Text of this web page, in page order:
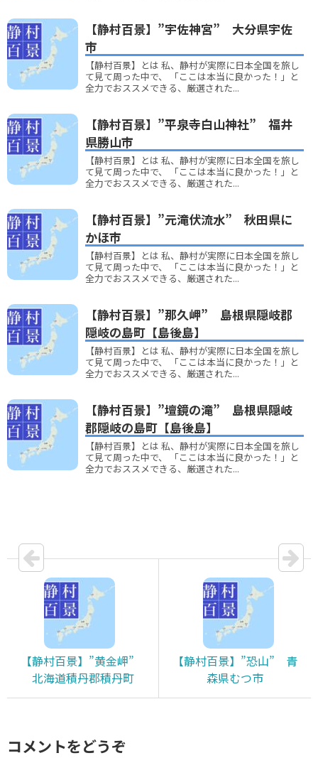
【静村百景】”宇佐神宮” 大分県宇佐
市
【静村百景】とは 私、静村が実際に日本全国を旅し
て見て周った中で、 「ここは本当に良かった！」と
全力でおススメできる、厳選された...
【静村百景】”平泉寺白山神社” 福井
県勝山市
【静村百景】とは 私、静村が実際に日本全国を旅し
て見て周った中で、 「ここは本当に良かった！」と
全力でおススメできる、厳選された...
【静村百景】”元滝伏流水” 秋田県に
かほ市
【静村百景】とは 私、静村が実際に日本全国を旅し
て見て周った中で、 「ここは本当に良かった！」と
全力でおススメできる、厳選された...
【静村百景】”那久岬” 島根県隠岐郡
隠岐の島町【島後島】
【静村百景】とは 私、静村が実際に日本全国を旅し
て見て周った中で、 「ここは本当に良かった！」と
全力でおススメできる、厳選された...
【静村百景】”壇鏡の滝” 島根県隠岐
郡隠岐の島町【島後島】
【静村百景】とは 私、静村が実際に日本全国を旅し
て見て周った中で、 「ここは本当に良かった！」と
全力でおススメできる、厳選された...
【静村百景】”黄金岬”
北海道積丹郡積丹町
【静村百景】”恐山” 青
森県むつ市
コメントをどうぞ